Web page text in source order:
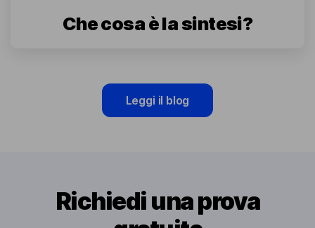
Che cosa è la sintesi?
Leggi il blog
Richiedi una prova